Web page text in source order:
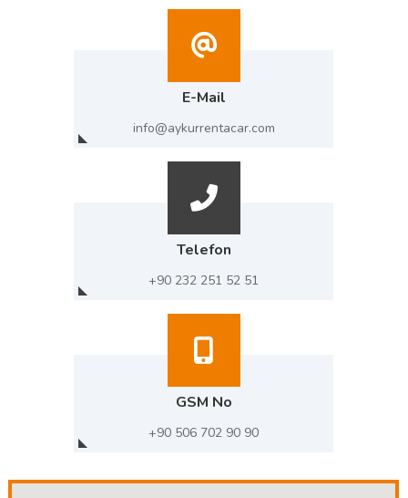
E-Mail
info@aykurrentacar.com
Telefon
+90 232 251 52 51
GSM No
+90 506 702 90 90